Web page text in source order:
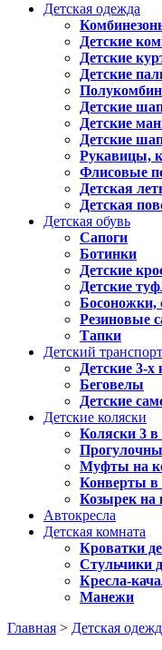
Детская одежда
Детские
Детские
Детские
Детские
Детские
Детские
Рукавицы,
Флисовые
Детская
Детская
Детская обувь
Сапоги
Ботинки
Детские
Детские
Босоножки,
Резиновые
Тапки
Детский транспорт
Детские 3-х
Беговелы
Детские
Детские коляски
Коляски 3 в
Муфты на
Конверты в
Козырек на
Автокресла
Детская комната
Кроватки
Стульчики
Кресла-
Манежи
Главная > Детская